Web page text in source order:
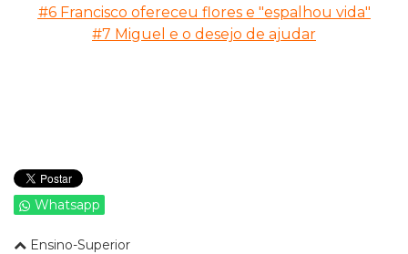
#6 Francisco ofereceu flores e "espalhou vida"
#7 Miguel e o desejo de ajudar
Whatsapp
Ensino-Superior